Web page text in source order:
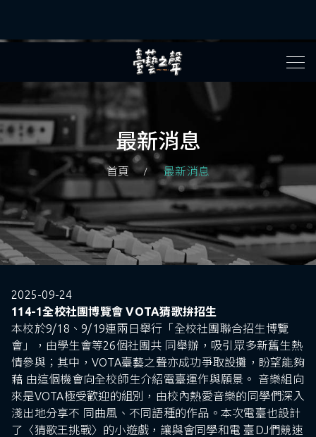
最新消息
首頁 最新消息
2025-09-24
114-1全校社團博覽會 VOTA猜歌拚招生
本校於9/18、9/19連兩日舉行「全校社團聯合招生博覽
會」，由學生會等26個社團共 同舉辦，吸引眾多新舊生熱
情參與；其中，VOTA臺藝之聲亦成功爭取設攤，盼望能夠
藉 由這個機會向全校師生介紹電臺運作與願景。 音樂組向
來是VOTA極受歡迎的組別，由校內熱愛音樂的同學們深入
淺出地分享不 同曲風、不同語種的作品。本次電臺也設計
了〈猜歌王挑戰〉的小遊戲，讓與會同學和電 臺DJ們競速